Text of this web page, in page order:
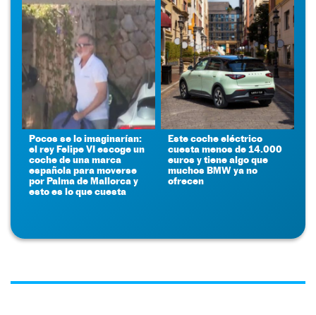
Pocos se lo imaginarían:
el rey Felipe VI escoge un
coche de una marca
española para moverse
por Palma de Mallorca y
esto es lo que cuesta
Este coche eléctrico
cuesta menos de 14.000
euros y tiene algo que
muchos BMW ya no
ofrecen